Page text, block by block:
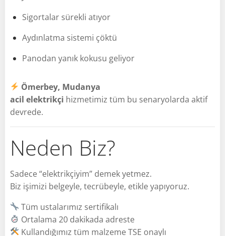
Sigortalar sürekli atıyor
Aydınlatma sistemi çöktü
Panodan yanık kokusu geliyor
Ömerbey, Mudanya
acil elektrikçi hizmetimiz tüm bu senaryolarda aktif
devrede.
Neden Biz?
Sadece “elektrikçiyim” demek yetmez.
Biz işimizi belgeyle, tecrübeyle, etikle yapıyoruz.
Tüm ustalarımız sertifikalı
Ortalama 20 dakikada adreste
Kullandığımız tüm malzeme TSE onaylı